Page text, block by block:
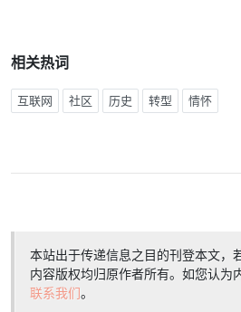
相关热词
互联网 社区 历史 转型 情怀
本站出于传递信息之目的刊登本文，
内容版权均归原作者所有。如您认为
联系我们。